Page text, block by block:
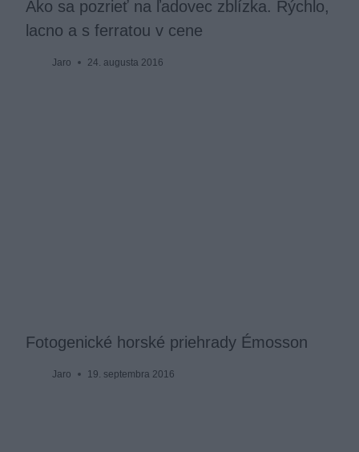
Ako sa pozrieť na ľadovec zblízka. Rýchlo,
lacno a s ferratou v cene
Jaro 24. augusta 2016
Fotogenické horské priehrady Émosson
Jaro 19. septembra 2016